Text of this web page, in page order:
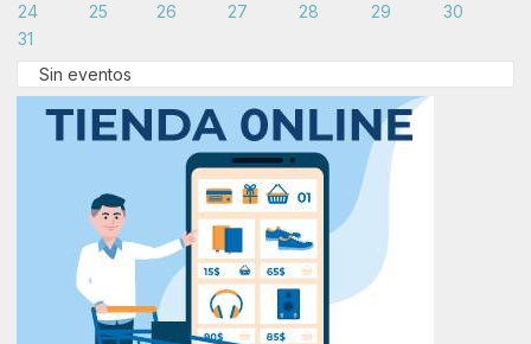
24
25 26 27 28 29
30
31
Sin eventos